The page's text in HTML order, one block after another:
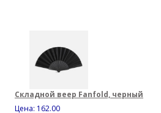
Складной веер Fanfold, черный
Цена: 162.00